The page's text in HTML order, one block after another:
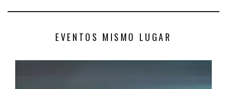
EVENTOS MISMO LUGAR